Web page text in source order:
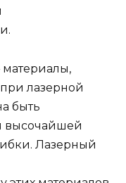
материалы,
лазерной
быть
высочайшей
Лазерный